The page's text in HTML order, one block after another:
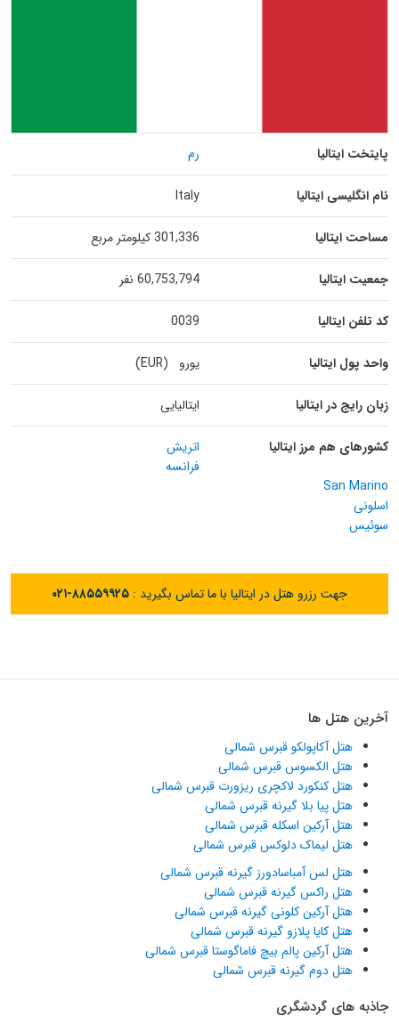
پایتخت ایتالیا رم
نام انگلیسی ایتالیا Italy
مساحت ایتالیا 301,336 کیلومتر مربع
جمعیت ایتالیا 60,753,794 نفر
کد تلفن ایتالیا 0039
واحد پول ایتالیا یورو (EUR)
زبان رایج در ایتالیا ایتالیایی
کشورهای هم مرز ایتالیا
اتریش
فرانسه
San Marino
اسلونی
سوئیس
جهت رزرو هتل در ایتالیا با ما تماس بگیرید : ۰۲۱-۸۸۵۵۹۹۲۵
آخرین هتل ها
هتل آکاپولکو قبرس شمالی
هتل الکسوس قبرس شمالی
هتل کنکورد لاکچری ریزورت قبرس شمالی
هتل پیا بلا گیرنه قبرس شمالی
هتل آرکین اسکله قبرس شمالی
هتل لیماک دلوکس قبرس شمالی
هتل لس آمباسادورز گیرنه قبرس شمالی
هتل راکس گیرنه قبرس شمالی
هتل آرکین کلونی گیرنه قبرس شمالی
هتل کایا پلازو گیرنه قبرس شمالی
هتل آرکین پالم بیچ فاماگوستا قبرس شمالی
هتل دوم گیرنه قبرس شمالی
جاذبه های گردشگری